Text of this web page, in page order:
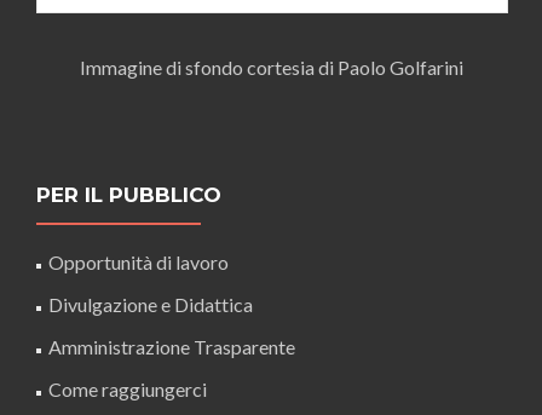
Immagine di sfondo cortesia di Paolo Golfarini
PER IL PUBBLICO
Opportunità di lavoro
Divulgazione e Didattica
Amministrazione Trasparente
Come raggiungerci